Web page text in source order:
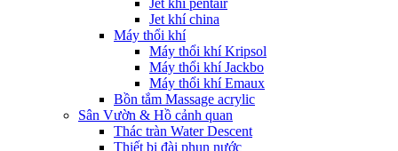
Jet khí pentair
Jet khí china
Máy thổi khí
Máy thổi khí Kripsol
Máy thổi khí Jackbo
Máy thổi khí Emaux
Bồn tắm Massage acrylic
Sân Vườn & Hồ cảnh quan
Thác tràn Water Descent
Thiết bị đài phun nước